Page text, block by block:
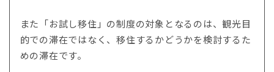
また「お試し移住」の制度の対象となるのは、観光目
的での滞在ではなく、移住するかどうかを検討するた
めの滞在です。